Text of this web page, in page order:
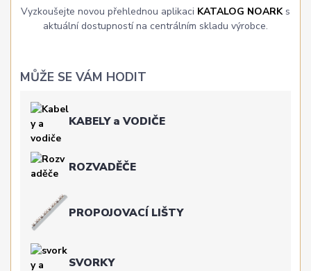
Vyzkoušejte novou přehlednou aplikaci KATALOG NOARKs
aktuální dostupností na centrálním skladu výrobce.
MŮŽE SE VÁM HODIT
KABELY a VODIČE
ROZVADĚČE
PROPOJOVACÍ LIŠTY
SVORKY